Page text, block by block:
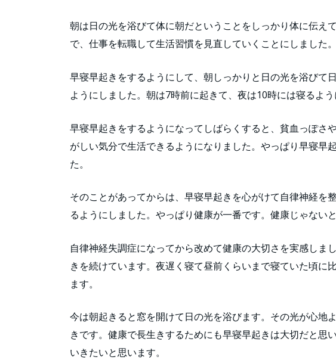
朝は日の光を浴びて体に朝だということをしっかり体に伝え
で、仕事を転職して生活習慣を見直していくことにしました。
早寝早起きをするようにして、朝しっかりと日の光を浴びて
ようにしました。朝は7時前に起きて、夜は10時には寝るよう
早寝早起きをするようになってしばらくすると、貧血っぽさ
がしい気分で生活できるようになりました。やっぱり早寝早
た。
そのことがあってからは、早寝早起きを心がけて自律神経を
るようにしました。やっぱり健康が一番です。健康じゃない
自律神経失調症になってから改めて健康の大切さを実感しま
きを続けています。夜遅く寝て昼前くらいまで寝ていた頃に
ます。
今は朝起きると窓を開けて日の光を浴びます。その光が心地
きです。健康で長生きするためにも早寝早起きは大切だと思
いきたいと思います。